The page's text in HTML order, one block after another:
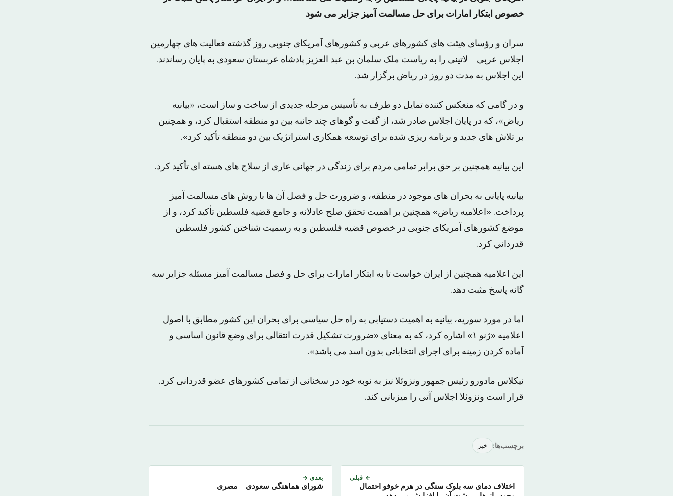
خصوص ابتکار امارات برای حل مسالمت آمیز جزایر می شود
سران و رؤسای هیئت های کشورهای عربی و کشورهای آمریکای جنوبی روز گذشته فعالیت های چهارمین
اجلاس عربی – لاتینی را به ریاست ملک سلمان بن عبد العزیز پادشاه عربستان سعودی به پایان رساندند.
این اجلاس به مدت دو روز در ریاض برگزار شد.
و در گامی که منعکس کننده تمایل دو طرف به تأسیس مرحله جدیدی از ساخت و ساز است، «بیانیه
ریاض»، که در پایان اجلاس صادر شد، از گفت و گوهای چند جانبه بین دو منطقه استقبال کرد، و همچنین
بر تلاش های جدید و برنامه ریزی شده برای توسعه همکاری استراتژیک بین دو منطقه تأکید کرد».
این بیانیه همچنین بر حق برابر تمامی مردم برای زندگی در جهانی عاری از سلاح های هسته ای تأکید کرد.
بیانیه پایانی به بحران های موجود در منطقه، و ضرورت حل و فصل آن ها با روش های مسالمت آمیز
پرداخت. «اعلامیه ریاض» همچنین بر اهمیت تحقق صلح عادلانه و جامع قضیه فلسطین تأکید کرد، و از
موضع کشورهای آمریکای جنوبی در خصوص قضیه فلسطین و به رسمیت شناختن کشور فلسطین
قدردانی کرد.
این اعلامیه همچنین از ایران خواست تا به ابتکار امارات برای حل و فصل مسالمت آمیز مسئله جزایر سه
گانه پاسخ مثبت دهد.
اما در مورد سوریه، بیانیه به اهمیت دستیابی به راه حل سیاسی برای بحران این کشور مطابق با اصول
اعلامیه «ژنو ۱» اشاره کرد، که به معنای «ضرورت تشکیل قدرت انتقالی برای وضع قانون اساسی و
آماده کردن زمینه برای اجرای انتخاباتی بدون اسد می باشد».
نیکلاس مادورو رئیس جمهور ونزوئلا نیز به نوبه خود در سخنانی از تمامی کشورهای عضو قدردانی کرد.
قرار است ونزوئلا اجلاس آتی را میزبانی کند.
برچسب‌ها: خبر
← قبلی
اختلاف دمای سه بلوک سنگی در هرم خوفو احتمال
بعدی →
شورای هماهنگی سعودی – مصری